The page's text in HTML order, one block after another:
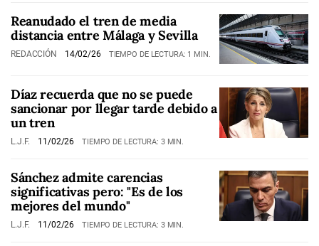
Reanudado el tren de media
distancia entre Málaga y Sevilla
REDACCIÓN 14/02/26 TIEMPO DE LECTURA: 1 MIN.
Díaz recuerda que no se puede
sancionar por llegar tarde debido a
un tren
L.J.F. 11/02/26 TIEMPO DE LECTURA: 3 MIN.
Sánchez admite carencias
significativas pero: "Es de los
mejores del mundo"
L.J.F. 11/02/26 TIEMPO DE LECTURA: 3 MIN.